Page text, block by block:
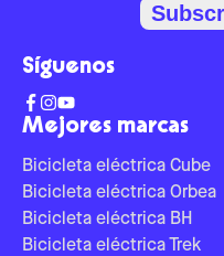
Mejores marcas
Bicicleta eléctrica Cube
Bicicleta eléctrica Orbea
Bicicleta eléctrica BH
Bicicleta eléctrica Trek
Síguenos